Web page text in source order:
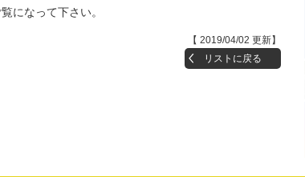
になって下さい。
【 2019/04/02 更新】
リストに戻る